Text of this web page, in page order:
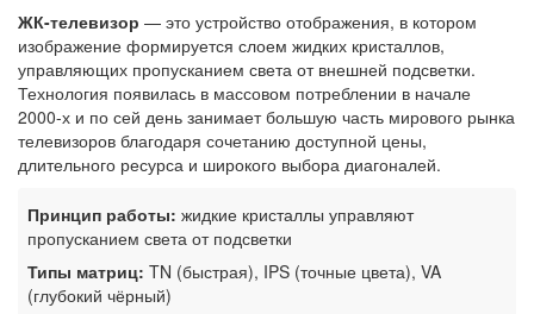
ЖК-телевизор — это устройство отображения, в котором
изображение формируется слоем жидких кристаллов,
управляющих пропусканием света от внешней подсветки.
Технология появилась в массовом потреблении в начале
2000-х и по сей день занимает большую часть мирового рынка
телевизоров благодаря сочетанию доступной цены,
длительного ресурса и широкого выбора диагоналей.
Принцип работы: жидкие кристаллы управляют
пропусканием света от подсветки
Типы матриц: TN (быстрая), IPS (точные цвета), VA
(глубокий чёрный)